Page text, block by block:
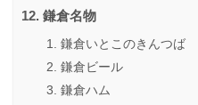
鎌倉名物
鎌倉いとこのきんつば
鎌倉ビール
鎌倉ハム